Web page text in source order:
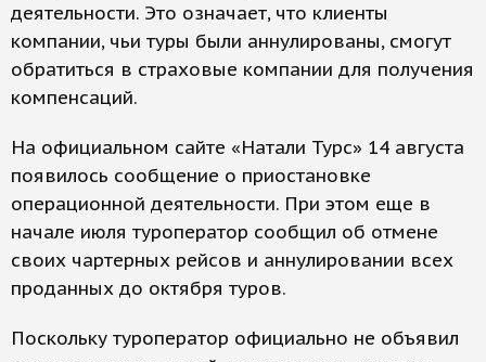
деятельности. Это означает, что клиенты
компании, чьи туры были аннулированы, смогут
обратиться в страховые компании для получения
компенсаций.
На официальном сайте «Натали Турс» 14 августа
появилось сообщение о приостановке
операционной деятельности. При этом еще в
начале июля туроператор сообщил об отмене
своих чартерных рейсов и аннулировании всех
проданных до октября туров.
Поскольку туроператор официально не объявил